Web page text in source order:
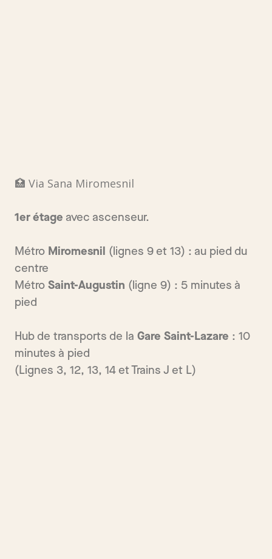
🏥 Via Sana Miromesnil
1er étage avec ascenseur.
Métro Miromesnil (lignes 9 et 13) : au pied du
centre
Métro Saint-Augustin (ligne 9) : 5 minutes à
pied
Hub de transports de la Gare Saint-Lazare : 10
minutes à pied
(Lignes 3, 12, 13, 14 et Trains J et L)